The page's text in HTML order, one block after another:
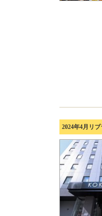
2024年4月リ